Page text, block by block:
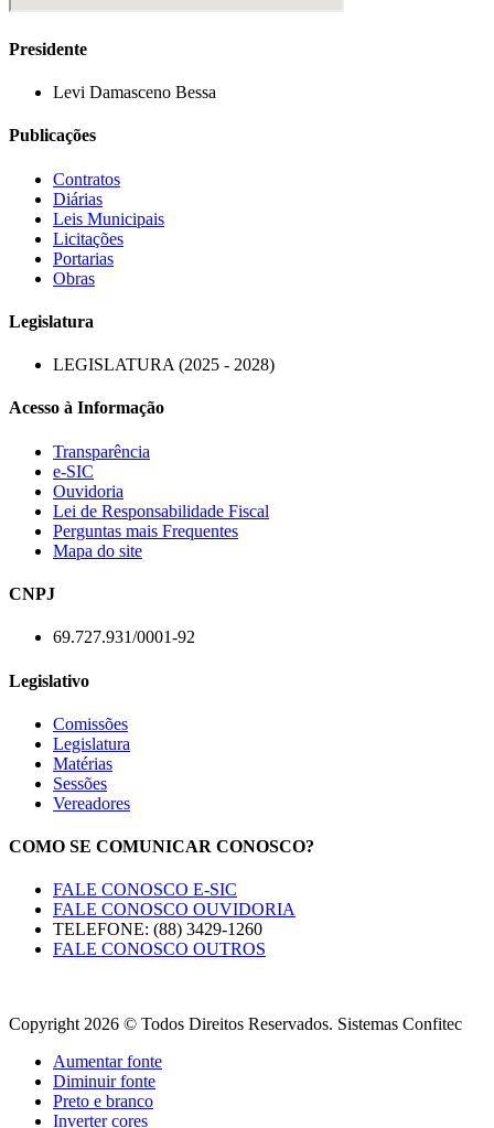
Presidente
Levi Damasceno Bessa
Publicações
Contratos
Diárias
Leis Municipais
Licitações
Portarias
Obras
Legislatura
LEGISLATURA (2025 - 2028)
Acesso à Informação
Transparência
e-SIC
Ouvidoria
Lei de Responsabilidade Fiscal
Perguntas mais Frequentes
Mapa do site
CNPJ
69.727.931/0001-92
Legislativo
Comissões
Legislatura
Matérias
Sessões
Vereadores
COMO SE COMUNICAR CONOSCO?
FALE CONOSCO E-SIC
FALE CONOSCO OUVIDORIA
TELEFONE: (88) 3429-1260
FALE CONOSCO OUTROS
Copyright 2026 © Todos Direitos Reservados. Sistemas Confitec
Aumentar fonte
Diminuir fonte
Preto e branco
Inverter cores